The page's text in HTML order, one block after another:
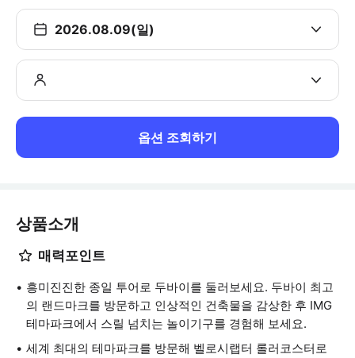
2026.08.09(일)
옵션 조회하기
상품소개
매력포인트
흥미진진한 종일 투어로 두바이를 둘러보세요. 두바이 최고
의 랜드마크를 방문하고 인상적인 건축물을 감상한 후 IMG
테마파크에서 스릴 넘치는 놀이기구를 경험해 보세요.
세계 최대의 테마파크를 방문해 벨로시랩터 롤러코스터로